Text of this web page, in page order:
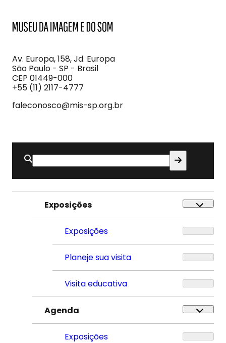
Imagem
e
do
Som
Av. Europa, 158, Jd. Europa
São Paulo - SP - Brasil
CEP 01449-000
+55 (11) 2117-4777
faleconosco@mis-sp.org.br
Buscar
por:
Exposições
Exposições
Planeje sua visita
Visita educativa
Agenda
Exposições